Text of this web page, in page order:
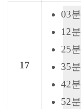
17
03
12
25
35
42
52